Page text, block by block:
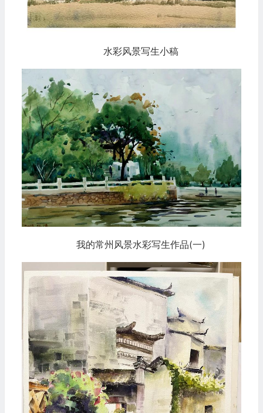
水彩风景写生小稿
我的常州风景水彩写生作品(一)